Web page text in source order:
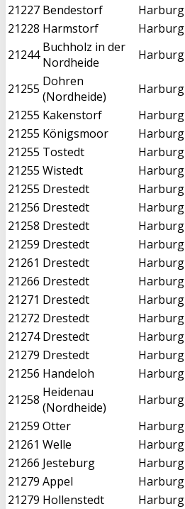
21227 Bendestorf Harburg
21228 Harmstorf Harburg
21244 Buchholz in der
Nordheide
Harburg
21255 Dohren
(Nordheide)
Harburg
21255 Kakenstorf Harburg
21255 Königsmoor Harburg
21255 Tostedt Harburg
21255 Wistedt Harburg
21255 Drestedt Harburg
21256 Drestedt Harburg
21258 Drestedt Harburg
21259 Drestedt Harburg
21261 Drestedt Harburg
21266 Drestedt Harburg
21271 Drestedt Harburg
21272 Drestedt Harburg
21274 Drestedt Harburg
21279 Drestedt Harburg
21256 Handeloh Harburg
21258 Heidenau
(Nordheide)
Harburg
21259 Otter Harburg
21261 Welle Harburg
21266 Jesteburg Harburg
21279 Appel Harburg
21279 Hollenstedt Harburg